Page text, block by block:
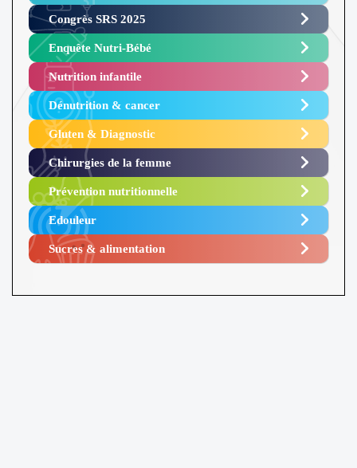
Congrès SRS 2025 ​
Enquête Nutri-Bébé ​
Nutrition infantile
Dénutrition & cancer
Gluten & Diagnostic
Chirurgies de la femme
Prévention nutritionnelle
Edouleur​
Sucres & alimentation​